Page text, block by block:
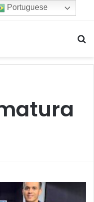
Portuguese